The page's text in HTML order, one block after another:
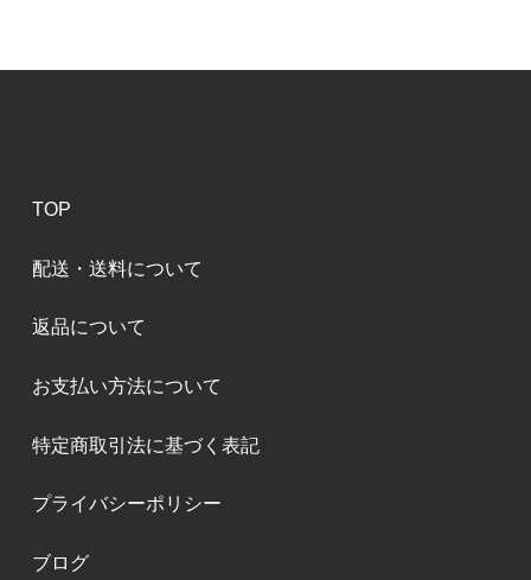
TOP
配送・送料について
返品について
お支払い方法について
特定商取引法に基づく表記
プライバシーポリシー
ブログ